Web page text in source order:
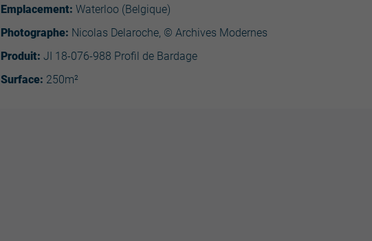
Emplacement: Waterloo (Belgique)
Photographe: Nicolas Delaroche, © Archives Modernes
Produit: JI 18-076-988 Profil de Bardage
Surface: 250m²